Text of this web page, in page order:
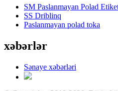
SM Paslanmayan Polad
SS Driblinq
Paslanmayan polad toka
xəbərlər
Sənaye xəbərləri